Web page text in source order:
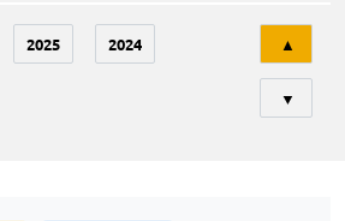
2025 2024 ▲
▼